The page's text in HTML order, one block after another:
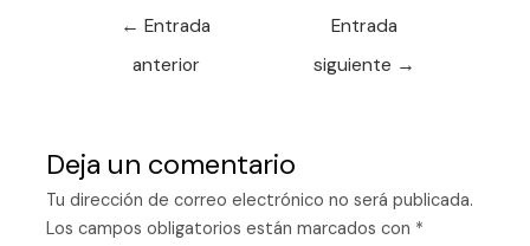
← Entrada
anterior
Entrada
siguiente →
Deja un comentario
Tu dirección de correo electrónico no será publicada.
Los campos obligatorios están marcados con *